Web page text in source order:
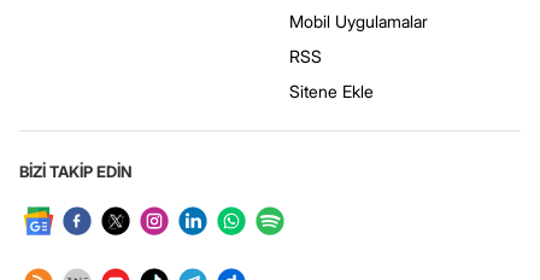
Mobil Uygulamalar
RSS
Sitene Ekle
BİZİ TAKİP EDİN